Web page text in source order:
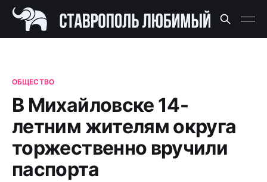
ОБЩЕСТВО
В Михайловске 14-
летним жителям округа
торжественно вручили
паспорта